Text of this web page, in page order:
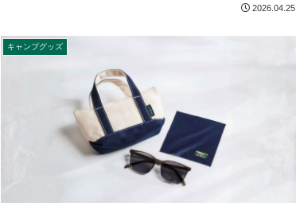
2026.04.25
キャンプグッズ